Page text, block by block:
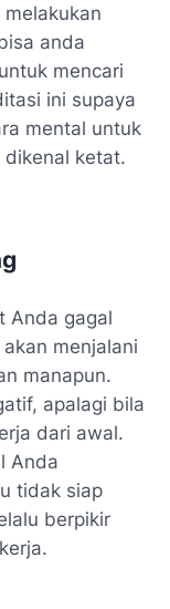
anda
mencari
ini supaya
mental untuk
ketat.
Anda gagal
menjalani
manapun.
apalagi bila
dari awal.
Anda
tidak siap
berpikir